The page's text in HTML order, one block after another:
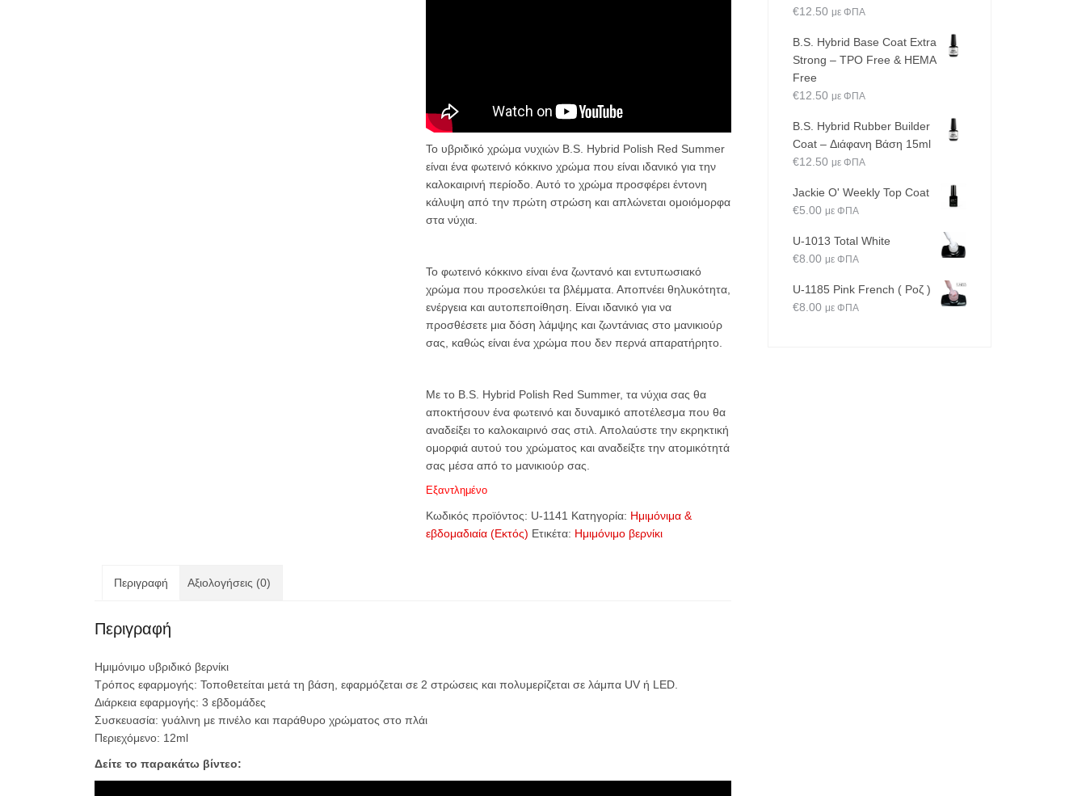
Το υβριδικό χρώμα νυχιών B.S. Hybrid Polish Red Summer
είναι ένα φωτεινό κόκκινο χρώμα που είναι ιδανικό για την
καλοκαιρινή περίοδο. Αυτό το χρώμα προσφέρει έντονη
κάλυψη από την πρώτη στρώση και απλώνεται ομοιόμορφα
στα νύχια.
Το φωτεινό κόκκινο είναι ένα ζωντανό και εντυπωσιακό
χρώμα που προσελκύει τα βλέμματα. Αποπνέει θηλυκότητα,
ενέργεια και αυτοπεποίθηση. Είναι ιδανικό για να
προσθέσετε μια δόση λάμψης και ζωντάνιας στο μανικιούρ
σας, καθώς είναι ένα χρώμα που δεν περνά απαρατήρητο.
Με το B.S. Hybrid Polish Red Summer, τα νύχια σας θα
αποκτήσουν ένα φωτεινό και δυναμικό αποτέλεσμα που θα
αναδείξει το καλοκαιρινό σας στιλ. Απολαύστε την εκρηκτική
ομορφιά αυτού του χρώματος και αναδείξτε την ατομικότητά
σας μέσα από το μανικιούρ σας.
Εξαντλημένο
Κωδικός προϊόντος: U-1141 Κατηγορία: Ημιμόνιμα &
εβδομαδιαία (Εκτός) Ετικέτα: Ημιμόνιμο βερνίκι
Περιγραφή Αξιολογήσεις (0)
Περιγραφή
Ημιμόνιμο υβριδικό βερνίκι
Τρόπος εφαρμογής: Τοποθετείται μετά τη βάση, εφαρμόζεται σε 2 στρώσεις και πολυμερίζεται σε λάμπα UV ή LED.
Διάρκεια εφαρμογής: 3 εβδομάδες
Συσκευασία: γυάλινη με πινέλο και παράθυρο χρώματος στο πλάι
Περιεχόμενο: 12ml
Δείτε το παρακάτω βίντεο:
€12.50 με ΦΠΑ
B.S. Hybrid Base Coat Extra
Strong – TPO Free & HEMA
Free
€12.50 με ΦΠΑ
B.S. Hybrid Rubber Builder
Coat – Διάφανη Βάση 15ml
€12.50 με ΦΠΑ
Jackie O' Weekly Top Coat
€5.00 με ΦΠΑ
U-1013 Total White
€8.00 με ΦΠΑ
U-1185 Pink French ( Ροζ )
€8.00 με ΦΠΑ